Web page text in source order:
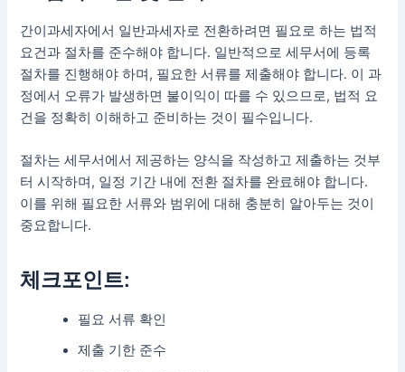
간이과세자에서 일반과세자로 전환하려면 필요로 하는 법적
요건과 절차를 준수해야 합니다. 일반적으로 세무서에 등록
절차를 진행해야 하며, 필요한 서류를 제출해야 합니다. 이 과
정에서 오류가 발생하면 불이익이 따를 수 있으므로, 법적 요
건을 정확히 이해하고 준비하는 것이 필수입니다.
절차는 세무서에서 제공하는 양식을 작성하고 제출하는 것부
터 시작하며, 일정 기간 내에 전환 절차를 완료해야 합니다.
이를 위해 필요한 서류와 범위에 대해 충분히 알아두는 것이
중요합니다.
체크포인트:
필요 서류 확인
제출 기한 준수